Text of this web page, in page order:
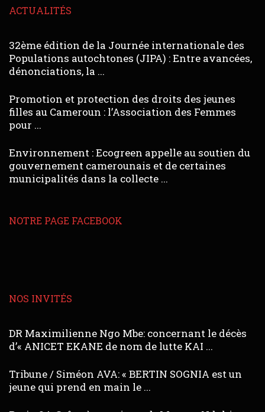
ACTUALITÉS
32ème édition de la Journée internationale des
Populations autochtones (JIPA) : Entre avancées,
dénonciations, la ...
Promotion et protection des droits des jeunes
filles au Cameroun : l’Association des Femmes
pour ...
Environnement : Ecogreen appelle au soutien du
gouvernement camerounais et de certaines
municipalités dans la collecte ...
NOTRE PAGE FACEBOOK
NOS INVITÉS
DR Maximilienne Ngo Mbe: concernant le décès
d’« ANICET EKANE de nom de lutte KAI ...
Tribune / Siméon AVA: « BERTIN SOGNIA est un
jeune qui prend en main le ...